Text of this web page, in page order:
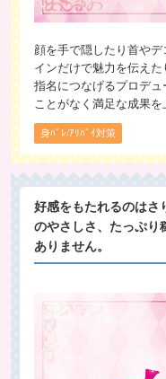
顔を手で隠したり首や
インだけで魅力を伝え
指名につなげるプロデ
ことがなく満足な成果を
身ﾊﾞﾚ/ｱﾘﾊﾞｲ対策
好感をもたれるのはさ
のやさしさ、たっぷり
ありません。